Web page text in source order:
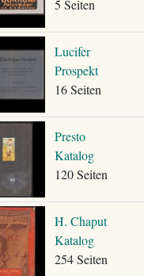
5 Seiten
Lucifer
Prospekt
16 Seiten
Presto
Katalog
120 Seiten
H. Chaput
Katalog
254 Seiten